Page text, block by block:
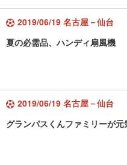
2019/06/19 名古屋－仙台
夏の必需品、ハンディ扇風機
2019/06/19 名古屋－仙台
グランパスくんファミリーが元